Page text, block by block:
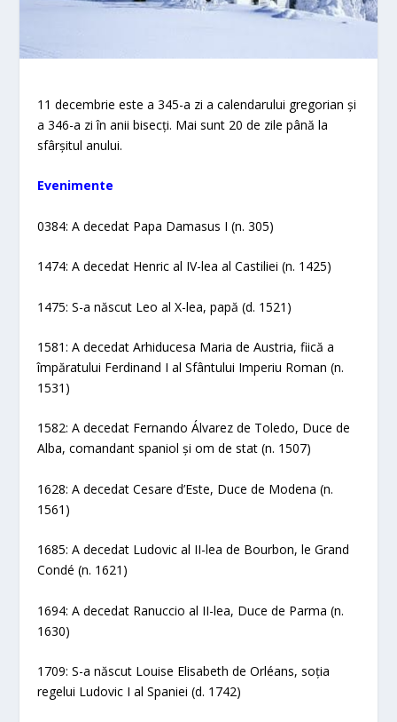
11 decembrie este a 345-a zi a calendarului gregorian și
a 346-a zi în anii bisecți. Mai sunt 20 de zile până la
sfârșitul anului.
Evenimente
0384: A decedat Papa Damasus I (n. 305)
1474: A decedat Henric al IV-lea al Castiliei (n. 1425)
1475: S-a născut Leo al X-lea, papă (d. 1521)
1581: A decedat Arhiducesa Maria de Austria, fiică a
împăratului Ferdinand I al Sfântului Imperiu Roman (n.
1531)
1582: A decedat Fernando Álvarez de Toledo, Duce de
Alba, comandant spaniol și om de stat (n. 1507)
1628: A decedat Cesare d’Este, Duce de Modena (n.
1561)
1685: A decedat Ludovic al II-lea de Bourbon, le Grand
Condé (n. 1621)
1694: A decedat Ranuccio al II-lea, Duce de Parma (n.
1630)
1709: S-a născut Louise Elisabeth de Orléans, soția
regelui Ludovic I al Spaniei (d. 1742)